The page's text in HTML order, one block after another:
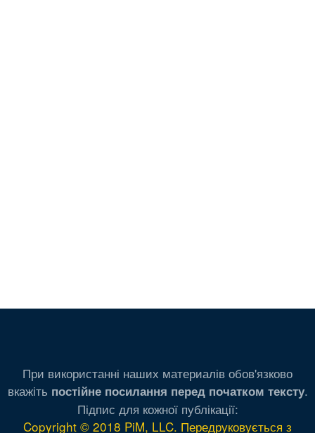
При використанні наших материалів обов'язково
вкажіть постійне посилання перед початком тексту.
Підпис для кожної публікації:
Copyright © 2018 PiM, LLC. Передруковується з